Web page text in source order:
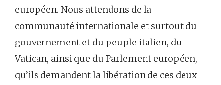
européen. Nous attendons de la
communauté internationale et surtout du
gouvernement et du peuple italien, du
Vatican, ainsi que du Parlement européen,
qu’ils demandent la libération de ces deux